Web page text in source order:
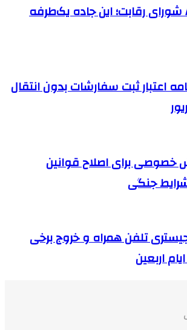
مصوبه ۸۵۶ شورای رقابت؛ این جاده یک‌طرفه
اعتبار ثبت سفارشات بدون انتقال
خصوصی برای اصلاح قوانین
جنگی
تلفن همراه و خروج برخی
اربعین